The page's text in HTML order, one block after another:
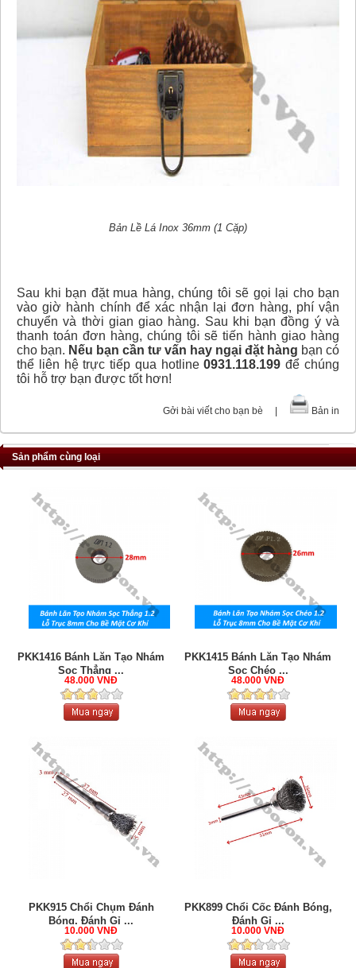
Bản Lề Lá Inox 36mm (1 Cặp)
Sau khi bạn đặt mua hàng, chúng tôi sẽ gọi lại cho bạn
vào giờ hành chính để xác nhận lại đơn hàng, phí vận
chuyển và thời gian giao hàng. Sau khi bạn đồng ý và
thanh toán đơn hàng, chúng tôi sẽ tiến hành giao hàng
cho bạn. Nếu bạn cần tư vấn hay ngại đặt hàng bạn có
thể liên hệ trực tiếp qua hotline0931.118.199 để chúng
tôi hỗ trợ bạn được tốt hơn!
Gởi bài viết cho bạn bè Bản in
Sản phẩm cùng loại
PKK1416 Bánh Lăn Tạo Nhám
Sọc Thẳng ...
48.000 VNĐ
PKK1415 Bánh Lăn Tạo Nhám
Sọc Chéo ...
48.000 VNĐ
PKK915 Chổi Chụm Đánh
Bóng, Đánh Gỉ ...
10.000 VNĐ
PKK899 Chổi Cốc Đánh Bóng,
Đánh Gỉ ...
10.000 VNĐ